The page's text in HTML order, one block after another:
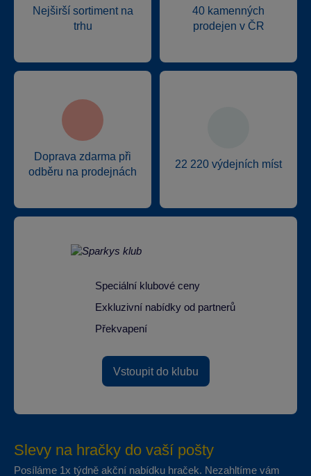
Nejširší sortiment na
trhu
40 kamenných
prodejen v ČR
Doprava zdarma při
odběru na prodejnách
22 220 výdejních míst
Speciální klubové ceny
Exkluzivní nabídky od partnerů
Překvapení
Vstoupit do klubu
Slevy na hračky do vaší pošty
Posíláme 1x týdně akční nabídku hraček. Nezahltíme vám